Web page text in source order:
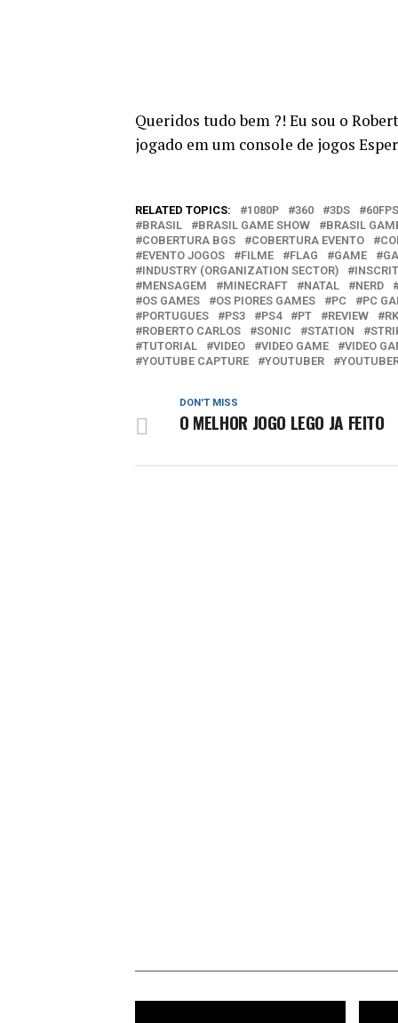
Queridos tudo bem ?! Eu sou o
jogado em um console de jogos
RELATED TOPICS: 1080P 360 3DS 60FPS
BRASIL
BRASIL GAME SHOW BRASIL
COBERTURA BGS
COBERTURA EVENTO
EVENTO JOGOS
FILME FLAG GAME
INDUSTRY (ORGANIZATION SECTOR)
MENSAGEM
MINECRAFT NATAL NERD
OS GAMES
OS PIORES GAMES PC PC
PORTUGUES
PS3 PS4 PT REVIEW RK
ROBERTO CARLOS
SONIC STATION
TUTORIAL
VIDEO VIDEO GAME VIDEO
YOUTUBE CAPTURE
YOUTUBER
DON'T MISS
O MELHOR JOGO LEGO JA FEITO